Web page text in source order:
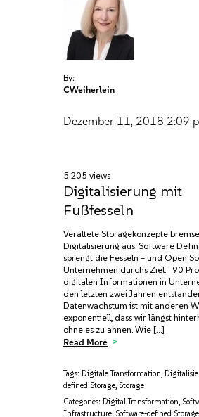
By:
CWeiherlein
Dezember 11, 2018 2:09
5.205 views
Digitalisierung mit
Fußfesseln
Veraltete Storagekonzepte
Digitalisierung aus. Software
sprengt die Fesseln – und Open
Unternehmen durchs Ziel. 90
digitalen Informationen in
den letzten zwei Jahren
Datenwachstum ist mit anderen
exponentiell, dass wir längst
ohne es zu ahnen. Wie […]
Read More
Tags: Digitale Transformation,
defined Storage, Storage
Categories: Digital Transformation,
Infrastructure, Software-defined Storage